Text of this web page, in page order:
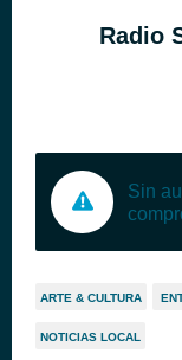
Radio
Sin
ARTE & CULTURA
NOTICIAS LOCAL